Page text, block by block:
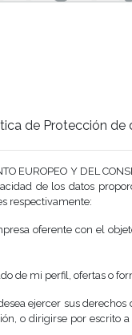
de Protección de
EUROPEO Y DEL
de los datos
respectivamente:
oferente con el
de mi perfil, ofertas o
ejercer sus derechos
o dirigirse por escrito a